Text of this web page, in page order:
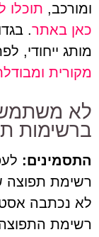
ומורכב, תוכלו
כאן באתר.
מותג ייחודי,
מקורית
לא
ברשימות
התסמינים:
רשימת תפוצה
לא נכתבה
רשימת